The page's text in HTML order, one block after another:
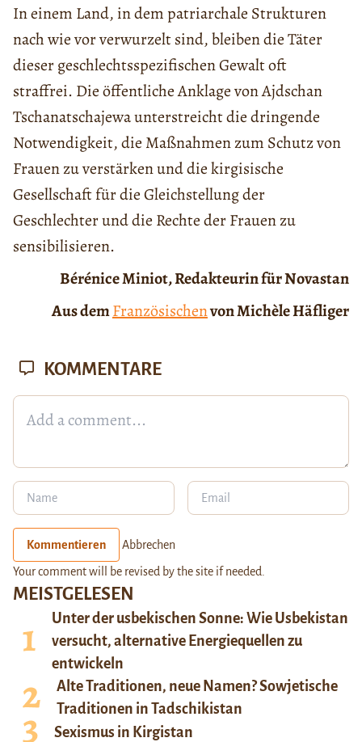
In einem Land, in dem patriarchale Strukturen
nach wie vor verwurzelt sind, bleiben die Täter
dieser geschlechtsspezifischen Gewalt oft
straffrei. Die öffentliche Anklage von Ajdschan
Tschanatschajewa unterstreicht die dringende
Notwendigkeit, die Maßnahmen zum Schutz von
Frauen zu verstärken und die kirgisische
Gesellschaft für die Gleichstellung der
Geschlechter und die Rechte der Frauen zu
sensibilisieren.
Bérénice Miniot, Redakteurin für Novastan
Aus demFranzösischenvon Michèle Häfliger
MEISTGELESEN
Unter der usbekischen Sonne: Wie Usbekistan
versucht, alternative Energiequellen zu
entwickeln
Alte Traditionen, neue Namen? Sowjetische
Traditionen in Tadschikistan
Sexismus in Kirgistan
KOMMENTARE
Kommentieren Abbrechen
Your comment will be revised by the site if needed.